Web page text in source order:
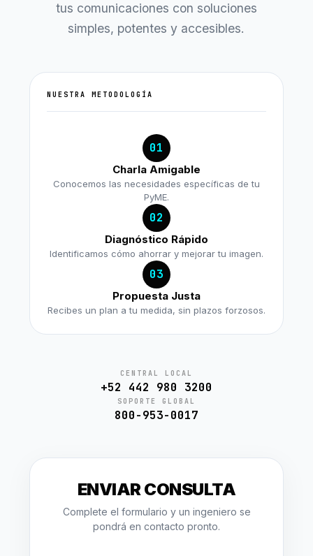
tus comunicaciones con soluciones
simples, potentes y accesibles.
NUESTRA METODOLOGÍA
01
Charla Amigable
Conocemos las necesidades específicas de tu
PyME.
02
Diagnóstico Rápido
Identificamos cómo ahorrar y mejorar tu imagen.
03
Propuesta Justa
Recibes un plan a tu medida, sin plazos forzosos.
CENTRAL LOCAL
+52 442 980 3200
SOPORTE GLOBAL
800-953-0017
ENVIAR CONSULTA
Complete el formulario y un ingeniero se
pondrá en contacto pronto.